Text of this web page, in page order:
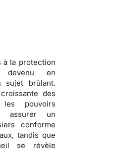
à la protection
devenu en
sujet brûlant.
des
les pouvoirs
assurer un
conforme
tandis que
se révèle